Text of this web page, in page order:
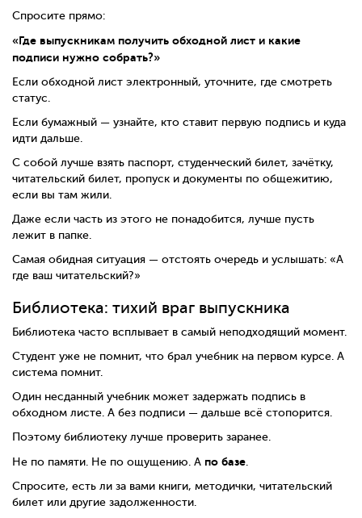
Спросите прямо:
«Где выпускникам получить обходной лист и какие
подписи нужно собрать?»
Если обходной лист электронный, уточните, где смотреть
статус.
Если бумажный — узнайте, кто ставит первую подпись и куда
идти дальше.
С собой лучше взять паспорт, студенческий билет, зачётку,
читательский билет, пропуск и документы по общежитию,
если вы там жили.
Даже если часть из этого не понадобится, лучше пусть
лежит в папке.
Самая обидная ситуация — отстоять очередь и услышать: «А
где ваш читательский?»
Библиотека: тихий враг выпускника
Библиотека часто всплывает в самый неподходящий момент.
Студент уже не помнит, что брал учебник на первом курсе. А
система помнит.
Один несданный учебник может задержать подпись в
обходном листе. А без подписи — дальше всё стопорится.
Поэтому библиотеку лучше проверить заранее.
Не по памяти. Не по ощущению. А по базе
Спросите, есть ли за вами книги, методички, читательский
билет или другие задолженности.